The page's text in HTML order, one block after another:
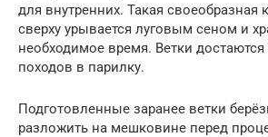
для внутренних. Такая своеобразная
сверху урывается луговым сеном и
необходимое время. Ветки достаются
походов в парилку.
Подготовленные заранее ветки
разложить на мешковине перед